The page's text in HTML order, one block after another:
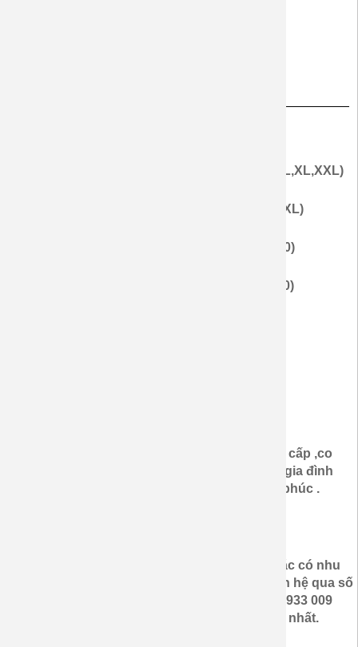
- Áo nam : 280.000 vnđ (Size áo nam: XS,S,M,L,XL,XXL)
Áo nữ: 280.000 vnđ (Size áo nữ : XS,S,M,L,XL)
Áo bé trai : 160.000 vnđ (Size bé : 1,2,4,6,8,10)
- Áo bé gái : 160.000 vnđ (Size bé : 1,2,4,6,8,10)
- Độ mềm mịn co giãn : Thun da cá cotton cao cấp ,co
giãn 4 chiều , mềm mại ,thấm mồ hôi ,làm cho gia đình
,đôi lứa yêu thương ,cảm giác thoải mái hạnh phúc .
-Quý khách có yêu cầu in khác so với mẫu hoặc có nhu
cầu mua , đặt may áo gia đình vui lòng xem liên hệ qua số
điện thoại tư vấn trực tiếp : (028)6 6709 155- 0933 009
209 - 0399 2222 94 để được hổ trợ phục vụ tốt nhất.